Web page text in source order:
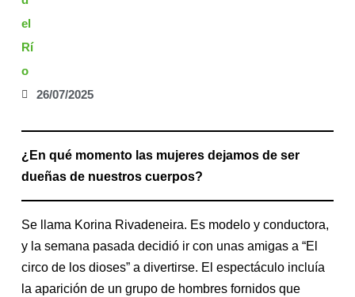
26/07/2025
¿En qué momento las mujeres dejamos de ser
dueñas de nuestros cuerpos?
Se llama Korina Rivadeneira. Es modelo y conductora,
y la semana pasada decidió ir con unas amigas a “El
circo de los dioses” a divertirse. El espectáculo incluía
la aparición de un grupo de hombres fornidos que